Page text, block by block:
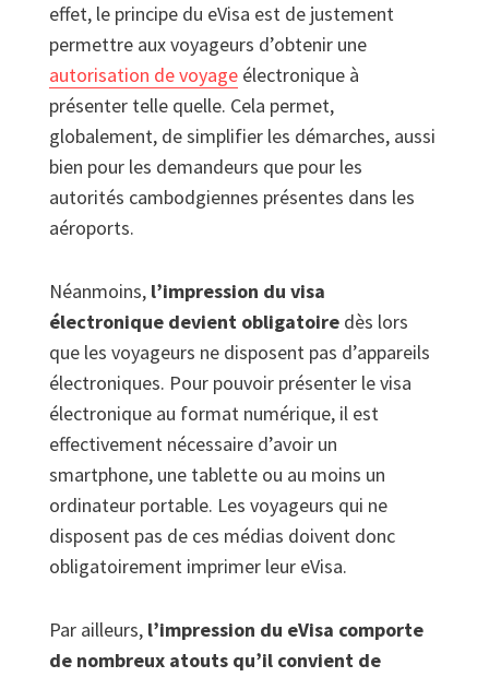
effet, le principe du eVisa est de justement
permettre aux voyageurs d’obtenir une
autorisation de voyage électronique à
présenter telle quelle. Cela permet,
globalement, de simplifier les démarches, aussi
bien pour les demandeurs que pour les
autorités cambodgiennes présentes dans les
aéroports.
Néanmoins, l’impression du visa
électronique devient obligatoire dès lors
que les voyageurs ne disposent pas d’appareils
électroniques. Pour pouvoir présenter le visa
électronique au format numérique, il est
effectivement nécessaire d’avoir un
smartphone, une tablette ou au moins un
ordinateur portable. Les voyageurs qui ne
disposent pas de ces médias doivent donc
obligatoirement imprimer leur eVisa.
Par ailleurs, l’impression du eVisa comporte
de nombreux atouts qu’il convient de